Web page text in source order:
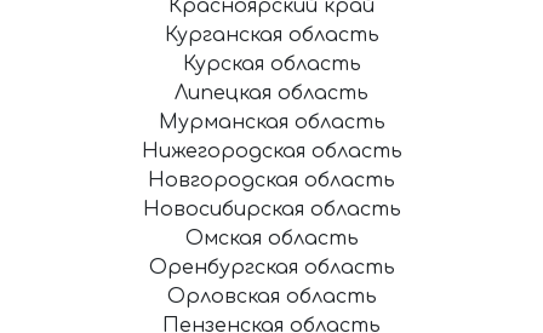
Красноярский край
Курганская область
Курская область
Липецкая область
Мурманская область
Нижегородская область
Новгородская область
Новосибирская область
Омская область
Оренбургская область
Орловская область
Пензенская область